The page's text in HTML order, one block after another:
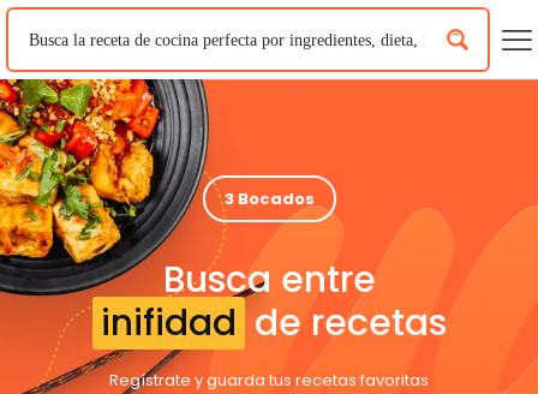
3 Bocados
Busca entre
inifidad de recetas
Regístrate y guarda tus recetas favoritas